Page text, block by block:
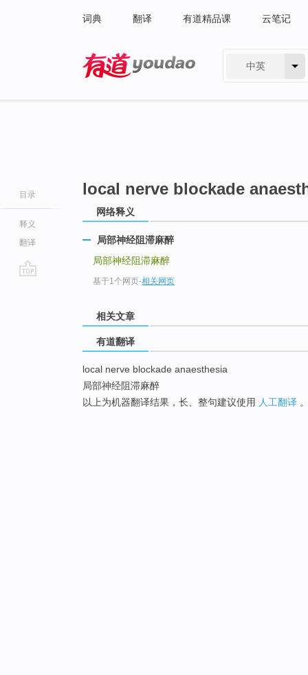
词典 翻译 有道精品课 云笔记
中英
目录
释义
翻译
local nerve blockade
网络释义
局部神经阻滞麻醉
局部神经阻滞麻醉
基于1个网页-相关网页
相关文章
有道翻译
local nerve blockade anaesthesia
局部神经阻滞麻醉
以上为机器翻译结果，长、整句建议使用 人工翻译